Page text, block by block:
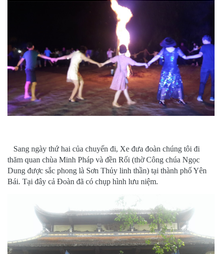
Sang ngày thứ hai của chuyến đi, Xe đưa đoàn chúng tôi đi
thăm quan chùa Minh Pháp và đền Rối (thờ Công chúa Ngọc
Dung được sắc phong là Sơn Thủy linh thần) tại thành phố Yên
Bái. Tại đây cả Đoàn đã có chụp hình lưu niệm.